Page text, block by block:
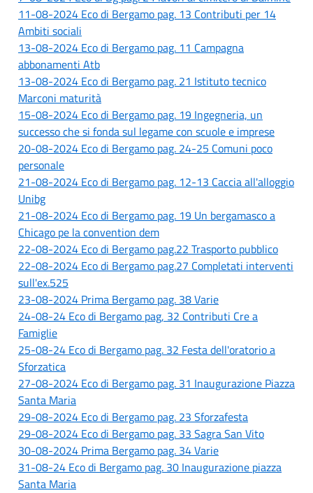
11-08-2024 Eco di Bergamo pag. 13 Contributi per 14
Ambiti sociali
13-08-2024 Eco di Bergamo pag. 11 Campagna
abbonamenti Atb
13-08-2024 Eco di Bergamo pag. 21 Istituto tecnico
Marconi maturità
15-08-2024 Eco di Bergamo pag. 19 Ingegneria, un
successo che si fonda sul legame con scuole e imprese
20-08-2024 Eco di Bergamo pag. 24-25 Comuni poco
personale
21-08-2024 Eco di Bergamo pag. 12-13 Caccia all'alloggio
Unibg
21-08-2024 Eco di Bergamo pag. 19 Un bergamasco a
Chicago pe la convention dem
22-08-2024 Eco di Bergamo pag.22 Trasporto pubblico
22-08-2024 Eco di Bergamo pag.27 Completati interventi
sull'ex.525
23-08-2024 Prima Bergamo pag. 38 Varie
24-08-24 Eco di Bergamo pag, 32 Contributi Cre a
Famiglie
25-08-24 Eco di Bergamo pag. 32 Festa dell'oratorio a
Sforzatica
27-08-2024 Eco di Bergamo pag. 31 Inaugurazione Piazza
Santa Maria
29-08-2024 Eco di Bergamo pag. 23 Sforzafesta
29-08-2024 Eco di Bergamo pag. 33 Sagra San Vito
30-08-2024 Prima Bergamo pag. 34 Varie
31-08-24 Eco di Bergamo pag. 30 Inaugurazione piazza
Santa Maria